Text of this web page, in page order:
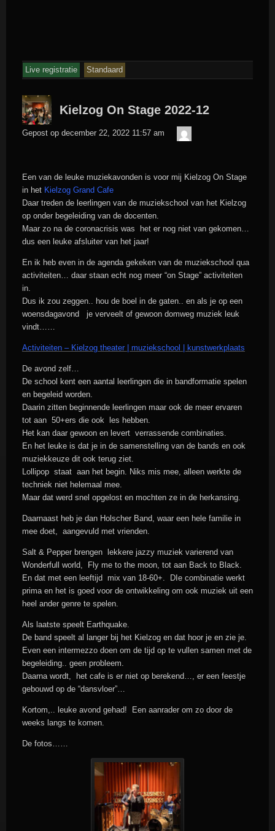
Live registratie Standaard
Kielzog On Stage 2022-12
Gepost op december 22, 2022 11:57 am
Een van de leuke muziekavonden is voor mij Kielzog On Stage
in het Kielzog Grand Cafe
Daar treden de leerlingen van de muziekschool van het Kielzog
op onder begeleiding van de docenten.
Maar zo na de coronacrisis was het er nog niet van gekomen…
dus een leuke afsluiter van het jaar!
En ik heb even in de agenda gekeken van de muziekschool qua
activiteiten… daar staan echt nog meer “on Stage” activiteiten
in.
Dus ik zou zeggen.. hou de boel in de gaten.. en als je op een
woensdagavond je verveelt of gewoon domweg muziek leuk
vindt……
Activiteiten – Kielzog theater | muziekschool | kunstwerkplaats
De avond zelf…
De school kent een aantal leerlingen die in bandformatie spelen
en begeleid worden.
Daarin zitten beginnende leerlingen maar ook de meer ervaren
tot aan 50+ers die ook les hebben.
Het kan daar gewoon en levert verrassende combinaties.
En het leuke is dat je in de samenstelling van de bands en ook
muziekkeuze dit ook terug ziet.
Lollipop staat aan het begin. Niks mis mee, alleen werkte de
techniek niet helemaal mee.
Maar dat werd snel opgelost en mochten ze in de herkansing.
Daarnaast heb je dan Holscher Band, waar een hele familie in
mee doet, aangevuld met vrienden.
Salt & Pepper brengen lekkere jazzy muziek varierend van
Wonderfull world, Fly me to the moon, tot aan Back to Black.
En dat met een leeftijd mix van 18-60+. DIe combinatie werkt
prima en het is goed voor de ontwikkeling om ook muziek uit een
heel ander genre te spelen.
Als laatste speelt Earthquake.
De band speelt al langer bij het Kielzog en dat hoor je en zie je.
Even een intermezzo doen om de tijd op te vullen samen met de
begeleiding.. geen probleem.
Daarna wordt, het cafe is er niet op berekend…, er een feestje
gebouwd op de “dansvloer”…
Kortom,.. leuke avond gehad! Een aanrader om zo door de
weeks langs te komen.
De fotos……